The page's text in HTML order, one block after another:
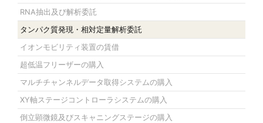
RNA抽出及び解析委託
タンパク質発現・相対定量解析委託
イオンモビリティ装置の賃借
超低温フリーザーの購入
マルチチャンネルデータ取得システムの購入
XY軸ステージコントローラシステムの購入
倒立顕微鏡及びスキャニングステージの購入